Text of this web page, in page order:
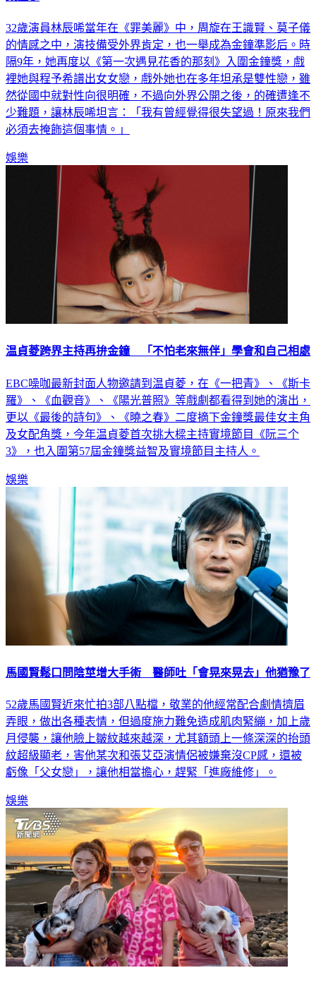
32歲演員林辰唏當年在《罪美麗》中，周旋在王識賢、莫子儀
的情感之中，演技備受外界肯定，也一舉成為金鐘準影后。時
隔9年，她再度以《第一次遇見花香的那刻》入圍金鐘獎，戲
裡她與程予希譜出女女戀，戲外她也在多年坦承是雙性戀，雖
然從國中就對性向很明確，不過向外界公開之後，的確遭逢不
少難題，讓林辰唏坦言：「我有曾經覺得很失望過！原來我們
必須去掩飾這個事情。」
娛樂
温貞菱跨界主持再拚金鐘 「不怕老來無伴」學會和自己相處
EBC噪咖最新封面人物邀請到温貞菱，在《一把青》、《斯卡
羅》、《血觀音》、《陽光普照》等戲劇都看得到她的演出，
更以《最後的詩句》、《曉之春》二度摘下金鐘獎最佳女主角
及女配角獎，今年温貞菱首次挑大樑主持實境節目《阮三个
3》，也入圍第57屆金鐘獎益智及實境節目主持人。
娛樂
馬國賢鬆口問陰莖增大手術 醫師吐「會晃來晃去」他猶豫了
52歲馬國賢近來忙拍3部八點檔，敬業的他經常配合劇情擠眉
弄眼，做出各種表情，但過度施力難免造成肌肉緊繃，加上歲
月侵襲，讓他臉上皺紋越來越深，尤其額頭上一條深深的抬頭
紋超級顯老，害他某次和張艾亞演情侶被嫌棄沒CP感，還被
虧像「父女戀」，讓他相當擔心，趕緊「進廠維修」。
娛樂